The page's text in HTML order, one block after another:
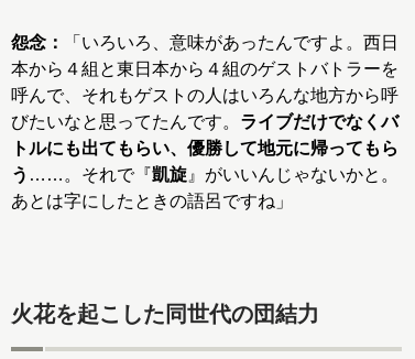
怨念：
「いろいろ、意味があったんですよ。西日
本から４組と東日本から４組のゲストバトラーを
呼んで、それもゲストの人はいろんな地方から呼
びたいなと思ってたんです。 ライブだけでなくバ
トルにも出てもらい、優勝して地元に帰ってもら
う ……。それで『凱旋 』がいいんじゃないかと。
あとは字にしたときの語呂ですね」
火花を起こした同世代の団結力